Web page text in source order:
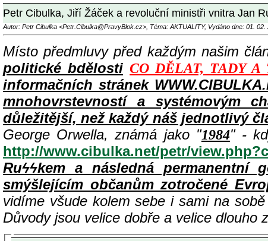
Petr Cibulka, Jiří Žáček a revoluční ministři vnitra Jan
Autor: Petr Cibulka <Petr.Cibulka@PravyBlok.cz>, Téma: AKTUALITY, Vydáno dne: 01. 02.
Místo předmluvy před každým našim
politické bdělosti CO DĚLAT, TADY A
informačních stránek
mnohovrstevností a systémovým
důležitější, než každý náš jednotlivý
George Orwella, známá jako "1984" -
http://www.cibulka.net/petr/
Ruϟϟkem a následná permanentní
smýšlejícím občanům zotročené
vidíme všude kolem sebe i sami na sobě
Důvody jsou velice dobře a velice dlouho